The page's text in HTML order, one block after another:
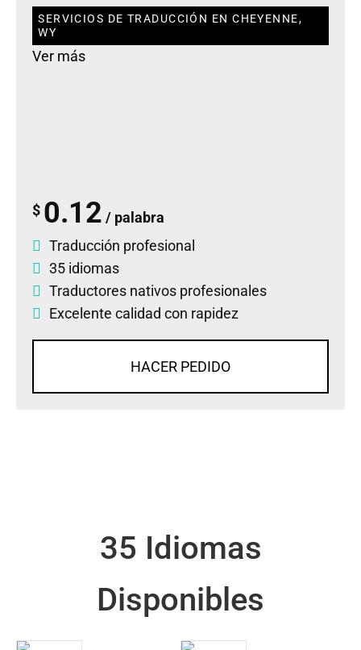
SERVICIOS DE TRADUCCIÓN EN CHEYENNE,
WY
Ver más
$ 0.12 / palabra
Traducción profesional
35 idiomas
Traductores nativos profesionales
Excelente calidad con rapidez
HACER PEDIDO
35 Idiomas
Disponibles